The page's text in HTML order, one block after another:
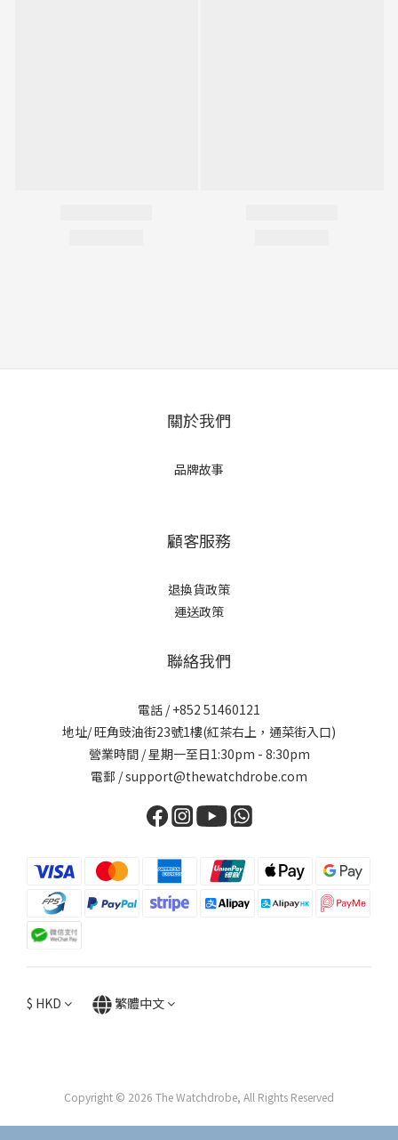
關於我們
品牌故事
顧客服務
退換貨政策
運送政策
聯絡我們
電話 / +852 51460121
地址/ 旺角豉油街23號1樓(紅茶右上，通菜街入口)
營業時間 / 星期一至日1:30pm - 8:30pm
電郵 / support@thewatchdrobe.com
$ HKD 繁體中文
Copyright © 2026 The Watchdrobe, All Rights Reserved